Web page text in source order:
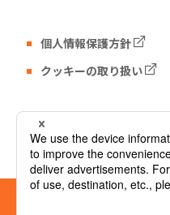
個人情報保護方針
クッキーの取り扱い
Tech Fun コーポレートサ